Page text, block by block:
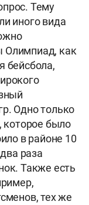
Тему
иного вида
Олимпиад, как
бейсбола,
Одно только
которое было
в районе 10
раза
Также есть
тех же